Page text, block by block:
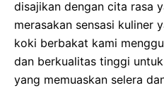
disajikan dengan cita rasa
merasakan sensasi kuliner
koki berbakat kami
dan berkualitas tinggi
yang memuaskan selera